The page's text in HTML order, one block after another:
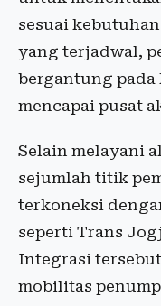
sesuai
yang terjadwal,
bergantung
mencapai pusat
Selain melayani
sejumlah titik
terkoneksi
seperti Trans
Integrasi
mobilitas